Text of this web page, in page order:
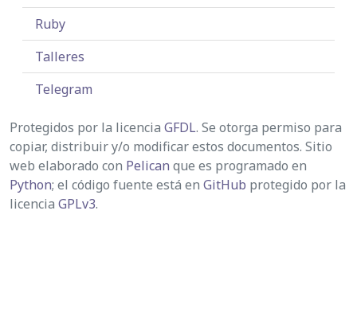
Ruby
Talleres
Telegram
Protegidos por la licencia GFDL. Se otorga permiso para
copiar, distribuir y/o modificar estos documentos. Sitio
web elaborado con Pelican que es programado en
Python; el código fuente está en GitHub protegido por la
licencia GPLv3.